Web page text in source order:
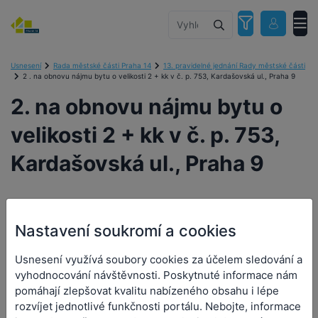
Usnesení Rada městské části Praha 14
13. pravidelné jednání Rady městské části
2 . na obnovu nájmu bytu o velikosti 2 + kk v č. p. 753, Kardašovská ul., Praha 9
2. na obnovu nájmu bytu o
velikosti 2 + kk v č. p. 753,
Kardašovská ul., Praha 9
2. na obnovu nájmu bytu o
velikosti 2 + kk v č. p. 753,
Kardašovská ul., Praha 9
Nastavení soukromí a cookies
Usnesení využívá soubory cookies za účelem sledování a
vyhodnocování návštěvnosti. Poskytnuté informace nám
pomáhají zlepšovat kvalitu nabízeného obsahu i lépe
rozvíjet jednotlivé funkčnosti portálu. Nebojte, informace